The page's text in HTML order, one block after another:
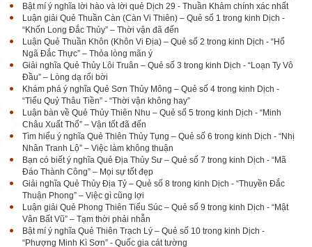
Bật mí ý nghĩa lời hào và lời quẻ Dịch 29 - Thuần Khảm chính xác nhất
Luận giải Quẻ Thuần Càn (Càn Vi Thiên) – Quẻ số 1 trong kinh Dịch -
“Khốn Long Đắc Thủy” – Thời vận đã đến
Luận Quẻ Thuần Khôn (Khôn Vi Địa) – Quẻ số 2 trong kinh Dịch - “Hổ
Ngã Đắc Thực” – Thỏa lòng mãn ý
Giải nghĩa Quẻ Thủy Lôi Truân – Quẻ số 3 trong kinh Dịch - “Loạn Ty Vô
Đầu” – Lòng dạ rối bời
Khám phá ý nghĩa Quẻ Sơn Thủy Mông – Quẻ số 4 trong kinh Dịch -
“Tiểu Quỷ Thâu Tiền” - “Thời vận không hay”
Luận bàn về Quẻ Thủy Thiên Nhu – Quẻ số 5 trong kinh Dịch - “Minh
Châu Xuất Thổ” – Vận tốt đã đến
Tìm hiểu ý nghĩa Quẻ Thiên Thủy Tụng – Quẻ số 6 trong kinh Dịch - “Nhị
Nhân Tranh Lộ” – Việc làm không thuận
Bạn có biết ý nghĩa Quẻ Địa Thủy Sư – Quẻ số 7 trong kinh Dịch - “Mã
Đáo Thành Công” – Mọi sự tốt đẹp
Giải nghĩa Quẻ Thủy Địa Tỷ – Quẻ số 8 trong kinh Dịch - “Thuyền Đắc
Thuận Phong” – Việc gì cũng lợi
Luận giải Quẻ Phong Thiên Tiểu Súc – Quẻ số 9 trong kinh Dịch - “Mật
Vân Bất Vũ” – Tạm thời phải nhẫn
Bật mí ý nghĩa Quẻ Thiên Trạch Lý – Quẻ số 10 trong kinh Dịch -
“Phượng Minh Kì Sơn” - Quốc gia cát tường